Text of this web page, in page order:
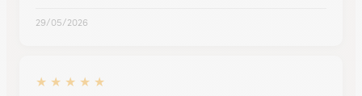
29/05/2026
★ ★ ★ ★ ★